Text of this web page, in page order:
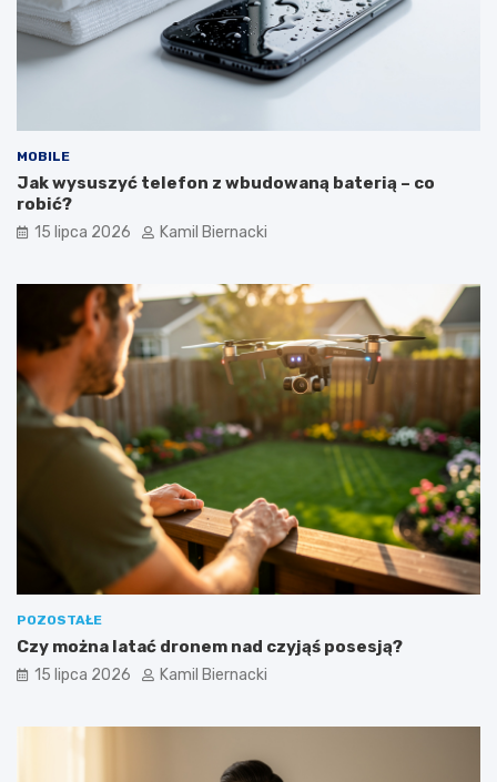
MOBILE
Jak wysuszyć telefon z wbudowaną baterią – co
robić?
15 lipca 2026 Kamil Biernacki
POZOSTAŁE
Czy można latać dronem nad czyjąś posesją?
15 lipca 2026 Kamil Biernacki